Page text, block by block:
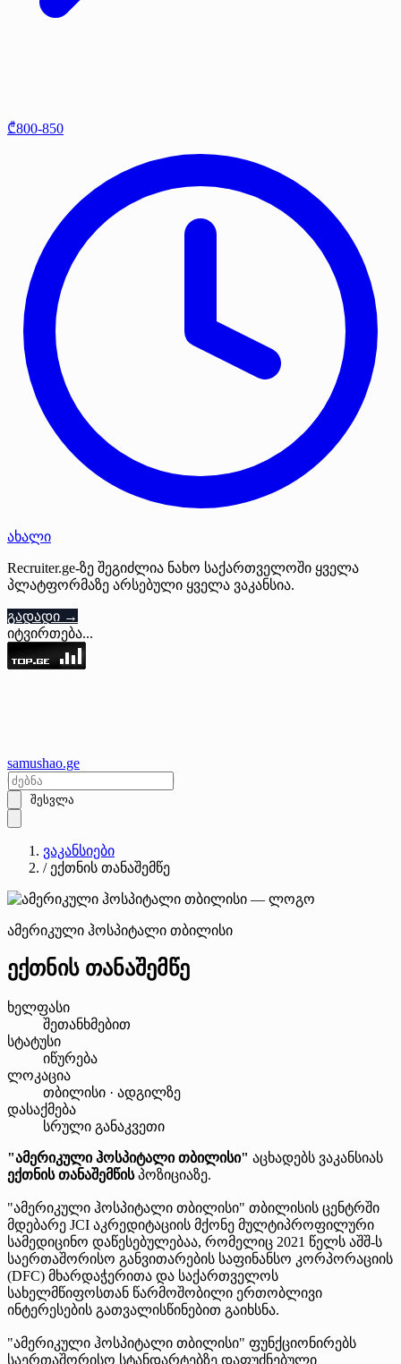
₾800-850
ახალი
Recruiter.ge-ზე შეგიძლია ნახო საქართველოში ყველა
პლატფორმაზე არსებული ყველა ვაკანსია.
გადადი →
იტვირთება...
samushao.ge
შესვლა
ვაკანსიები
/ ექთნის თანაშემწე
ამერიკული ჰოსპიტალი თბილისი
ექთნის თანაშემწე
ხელფასი
შეთანხმებით
სტატუსი
იწურება
ლოკაცია
თბილისი · ადგილზე
დასაქმება
სრული განაკვეთი
"ამერიკული ჰოსპიტალი თბილისი" აცხადებს ვაკანსიას
ექთნის თანაშემწისპოზიციაზე.
"ამერიკული ჰოსპიტალი თბილისი" თბილისის ცენტრში
მდებარე JCI აკრედიტაციის მქონე მულტიპროფილური
სამედიცინო დაწესებულებაა, რომელიც 2021 წელს აშშ-ს
საერთაშორისო განვითარების საფინანსო კორპორაციის
(DFC) მხარდაჭერითა და საქართველოს
სახელმწიფოსთან წარმოშობილი ერთობლივი
ინტერესების გათვალისწინებით გაიხსნა.
"ამერიკული ჰოსპიტალი თბილისი" ფუნქციონირებს
საერთაშორისო სტანდარტებზე დაფუძნებული